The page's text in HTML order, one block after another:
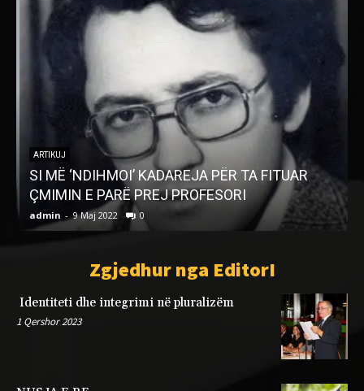
ARTIKUJ
SI MË ‘NDIHMOI’ KADAREJA PËR TA FITUAR
ÇMIMIN E PARË PREJ PROFESORI
admin 9 Maj 2022 0
Zgjedhur nga EditorI
Identiteti dhe integrimi në pluralizëm
1 Qershor 2023